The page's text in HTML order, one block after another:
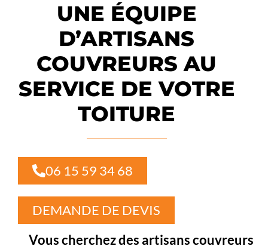
UNE ÉQUIPE
D’ARTISANS
COUVREURS AU
SERVICE DE VOTRE
TOITURE
06 15 59 34 68
DEMANDE DE DEVIS
Vous cherchez des artisans couvreurs